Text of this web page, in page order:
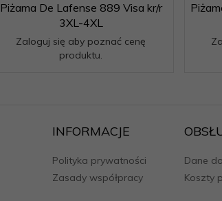
Piżama De Lafense 889 Visa kr/r
3XL-4XL
Zaloguj się aby poznać cenę
produktu.
INFORMACJE
Polityka prywatności
Zasady współpracy
Dane
Koszty